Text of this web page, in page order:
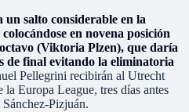
salto considerable en la
en novena posición
(Viktoria Plzen), que daría
de final evitando la eliminatoria
Pellegrini recibirán al Utrecht
Europa League, tres días antes
Pizjuán.